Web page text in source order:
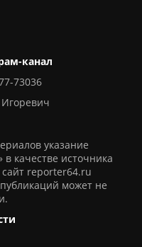
канал
73036
указание
в качестве источника
reporter64.ru
может не